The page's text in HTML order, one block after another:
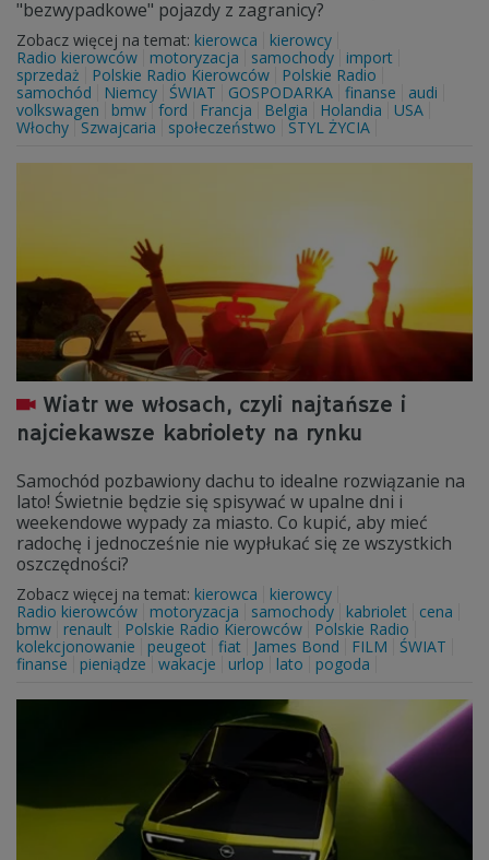
"bezwypadkowe" pojazdy z zagranicy?
Zobacz więcej na temat: kierowca
kierowcy
Radio kierowców
motoryzacja samochody
import
sprzedaż
Polskie Radio Kierowców
Polskie Radio
samochód
Niemcy ŚWIAT GOSPODARKA finanse
audi
volkswagen
bmw ford Francja Belgia Holandia
USA
Włochy
Szwajcaria społeczeństwo STYL ŻYCIA
Wiatr we włosach, czyli najtańsze i
najciekawsze kabriolety na rynku
Samochód pozbawiony dachu to idealne rozwiązanie na
lato! Świetnie będzie się spisywać w upalne dni i
weekendowe wypady za miasto. Co kupić, aby mieć
radochę i jednocześnie nie wypłukać się ze wszystkich
oszczędności?
Zobacz więcej na temat: kierowca
kierowcy
Radio kierowców
motoryzacja samochody kabriolet
cena
bmw
renault Polskie Radio Kierowców
Polskie Radio
kolekcjonowanie
peugeot fiat James Bond FILM
ŚWIAT
finanse
pieniądze wakacje urlop lato pogoda